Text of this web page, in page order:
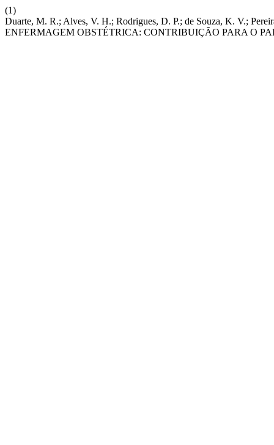
(1)
Duarte, M. R.; Alves, V. H.; Rodrigues, D. P.; de Souza, K. V.;
ENFERMAGEM OBSTÉTRICA: CONTRIBUIÇÃO PARA O